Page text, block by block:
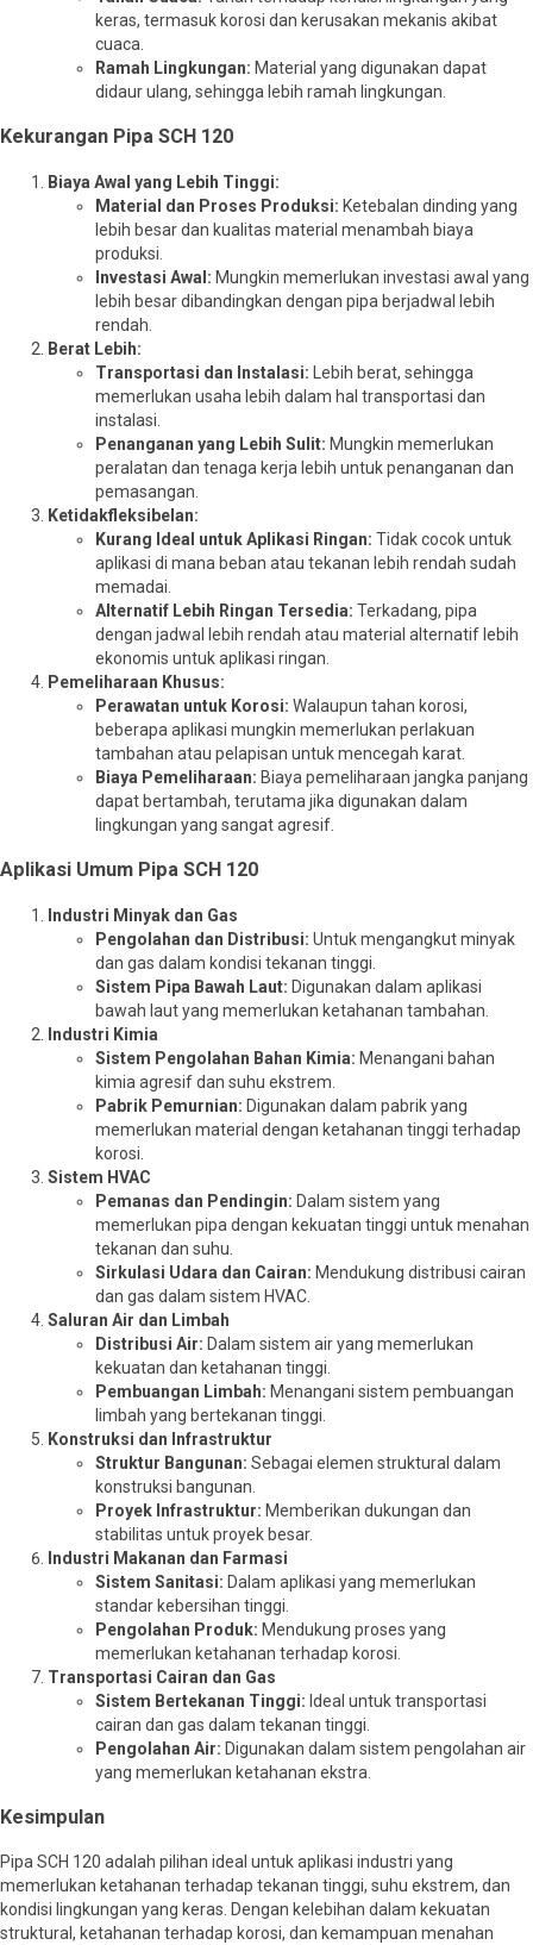
keras, termasuk korosi dan kerusakan mekanis akibat
cuaca.
Ramah Lingkungan: Material yang digunakan dapat
didaur ulang, sehingga lebih ramah lingkungan.
Kekurangan Pipa SCH 120
Biaya Awal yang Lebih Tinggi:
Material dan Proses Produksi: Ketebalan dinding yang
lebih besar dan kualitas material menambah biaya
produksi.
Investasi Awal: Mungkin memerlukan investasi awal yang
lebih besar dibandingkan dengan pipa berjadwal lebih
rendah.
Berat Lebih:
Transportasi dan Instalasi: Lebih berat, sehingga
memerlukan usaha lebih dalam hal transportasi dan
instalasi.
Penanganan yang Lebih Sulit: Mungkin memerlukan
peralatan dan tenaga kerja lebih untuk penanganan dan
pemasangan.
Ketidakfleksibelan:
Kurang Ideal untuk Aplikasi Ringan: Tidak cocok untuk
aplikasi di mana beban atau tekanan lebih rendah sudah
memadai.
Alternatif Lebih Ringan Tersedia: Terkadang, pipa
dengan jadwal lebih rendah atau material alternatif lebih
ekonomis untuk aplikasi ringan.
Pemeliharaan Khusus:
Perawatan untuk Korosi: Walaupun tahan korosi,
beberapa aplikasi mungkin memerlukan perlakuan
tambahan atau pelapisan untuk mencegah karat.
Biaya Pemeliharaan: Biaya pemeliharaan jangka panjang
dapat bertambah, terutama jika digunakan dalam
lingkungan yang sangat agresif.
Aplikasi Umum Pipa SCH 120
Industri Minyak dan Gas
Pengolahan dan Distribusi: Untuk mengangkut minyak
dan gas dalam kondisi tekanan tinggi.
Sistem Pipa Bawah Laut: Digunakan dalam aplikasi
bawah laut yang memerlukan ketahanan tambahan.
Industri Kimia
Sistem Pengolahan Bahan Kimia: Menangani bahan
kimia agresif dan suhu ekstrem.
Pabrik Pemurnian: Digunakan dalam pabrik yang
memerlukan material dengan ketahanan tinggi terhadap
korosi.
Sistem HVAC
Pemanas dan Pendingin: Dalam sistem yang
memerlukan pipa dengan kekuatan tinggi untuk menahan
tekanan dan suhu.
Sirkulasi Udara dan Cairan: Mendukung distribusi cairan
dan gas dalam sistem HVAC.
Saluran Air dan Limbah
Distribusi Air: Dalam sistem air yang memerlukan
kekuatan dan ketahanan tinggi.
Pembuangan Limbah: Menangani sistem pembuangan
limbah yang bertekanan tinggi.
Konstruksi dan Infrastruktur
Struktur Bangunan: Sebagai elemen struktural dalam
konstruksi bangunan.
Proyek Infrastruktur: Memberikan dukungan dan
stabilitas untuk proyek besar.
Industri Makanan dan Farmasi
Sistem Sanitasi: Dalam aplikasi yang memerlukan
standar kebersihan tinggi.
Pengolahan Produk: Mendukung proses yang
memerlukan ketahanan terhadap korosi.
Transportasi Cairan dan Gas
Sistem Bertekanan Tinggi: Ideal untuk transportasi
cairan dan gas dalam tekanan tinggi.
Pengolahan Air: Digunakan dalam sistem pengolahan air
yang memerlukan ketahanan ekstra.
Kesimpulan
Pipa SCH 120 adalah pilihan ideal untuk aplikasi industri yang
memerlukan ketahanan terhadap tekanan tinggi, suhu ekstrem, dan
kondisi lingkungan yang keras. Dengan kelebihan dalam kekuatan
struktural, ketahanan terhadap korosi, dan kemampuan menahan